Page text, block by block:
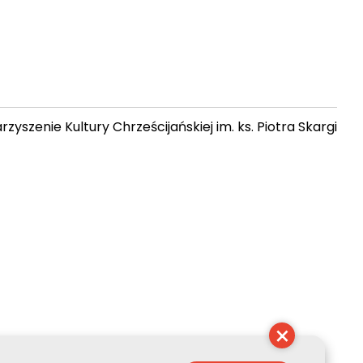
Kultury Chrześcijańskiej im. ks. Piotra Skargi
×